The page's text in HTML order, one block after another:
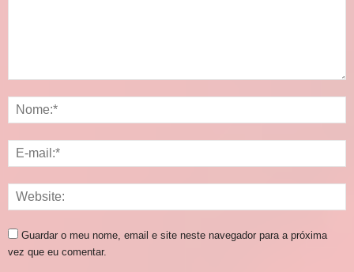
Guardar o meu nome, email e site neste navegador para a próxima
vez que eu comentar.